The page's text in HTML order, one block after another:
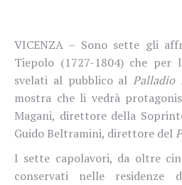
VICENZA – Sono sette gli
Tiepolo (1727-1804) che per
svelati al pubblico al Palladio
mostra che li vedrà
Magani, direttore della
Guido Beltramini, direttore del
I sette capolavori, da oltre
conservati nelle